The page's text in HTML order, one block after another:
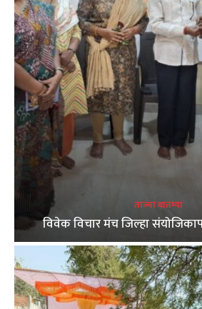
ताज्या बातम्या
विवेक विचार मंच जिल्हा